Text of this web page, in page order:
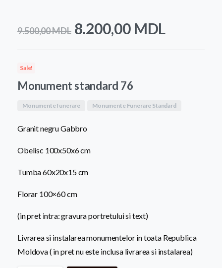
9.500,00MDL Prețul
inițial
fost:
9.500,00 MDL.
8.200,00 MDL
curent
Sale!
Monument standard 76
Monumente funerare Monumente Funerare Standard
Granit negru Gabbro
Obelisc 100x50x6 cm
Tumba 60x20x15 cm
Florar 100×60 cm
(in pret intra: gravura portretului si text)
Livrarea si instalarea monumentelor in toata Republica
Moldova ( in pret nu este inclusa livrarea si instalarea)